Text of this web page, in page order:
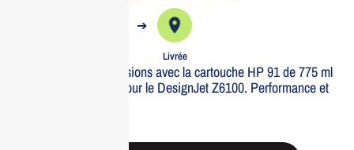
➔
Livrée
Optimisez vos impressions avec la cartouche HP 91 de 775 ml
en noir mat, conçue pour le DesignJet Z6100. Performance et